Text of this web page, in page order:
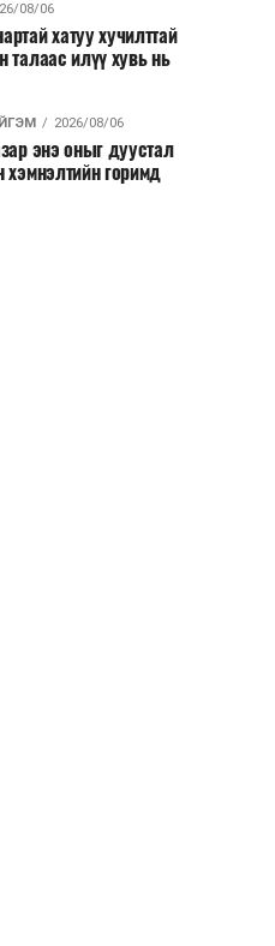
08/06
хатуу хучилттай
талаас илүү хувь нь
2026/08/06
энэ оныг дуустал
хэмнэлтийн горимд